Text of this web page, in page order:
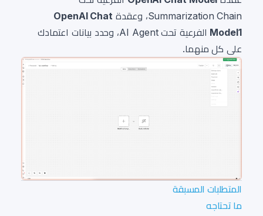
Summarization Chain، وعقدة
OpenAI Chat
Model1
الفرعية تحت AI Agent، وحدد بيانات اعتمادك
على كل منهما.
المتطلبات المسبقة
ما تحتاجه